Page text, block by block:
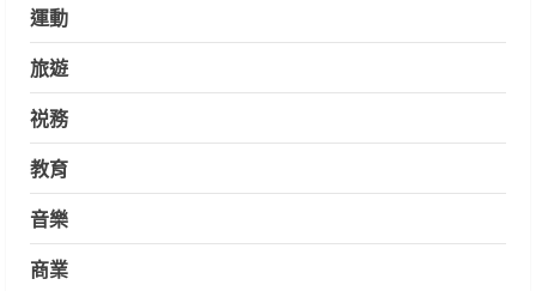
運動
旅遊
祱務
教育
音樂
商業